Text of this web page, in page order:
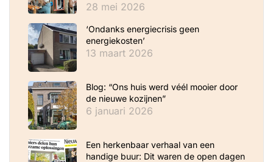
28 mei 2026
‘Ondanks energiecrisis geen
energiekosten’
13 maart 2026
Blog: “Ons huis werd véél mooier door
de nieuwe kozijnen”
6 januari 2026
Een herkenbaar verhaal van een
handige buur: Dit waren de open dagen